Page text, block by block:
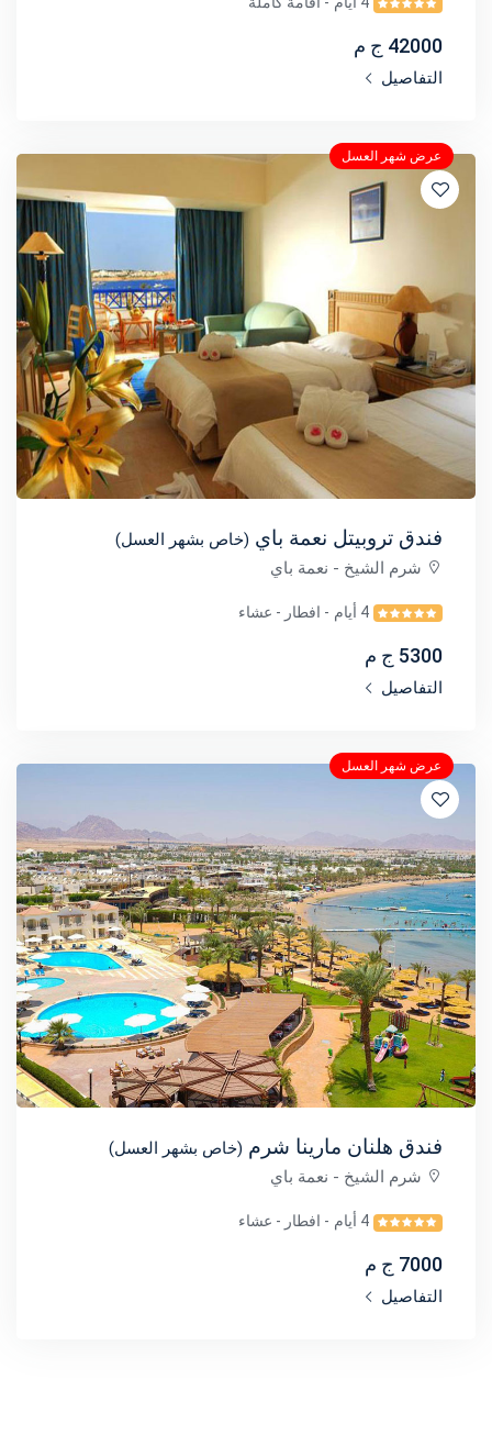
42000 ج م
التفاصيل
عرض شهر العسل
فندق تروبيتل نعمة باي (خاص بشهر العسل)
شرم الشيخ - نعمة باي
4 أيام - افطار - عشاء
5300 ج م
التفاصيل
عرض شهر العسل
فندق هلنان مارينا شرم (خاص بشهر العسل)
شرم الشيخ - نعمة باي
4 أيام - افطار - عشاء
7000 ج م
التفاصيل